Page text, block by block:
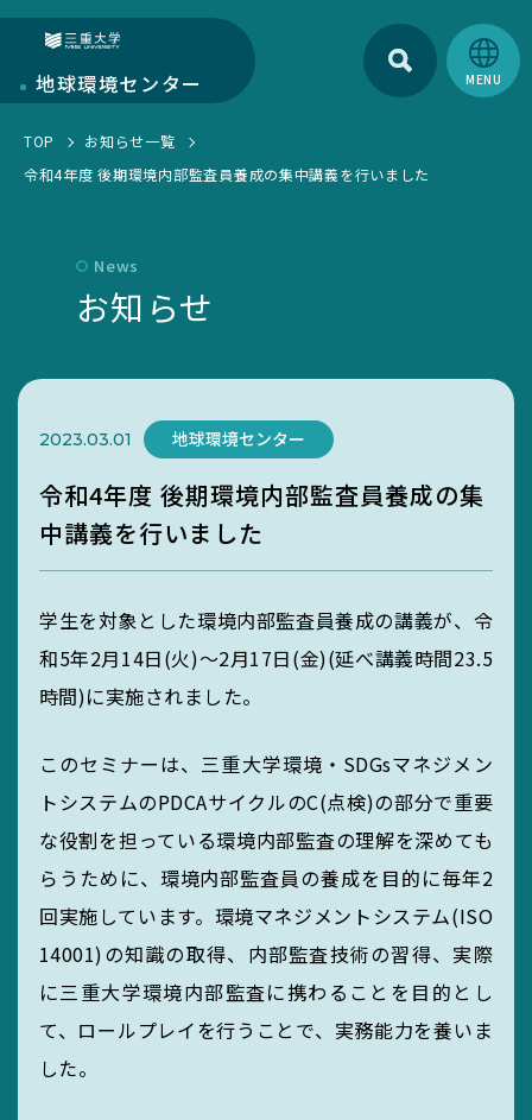
地球環境センター
検索
地球環境センターについて
環境・SDGs報告書
お知らせ一覧
環境・SDGsマネジメントシステム
研究部門
教育・人材育成部門
キャンパス部門
学生活動
EGC学生委員会
町屋海岸清掃
SciLets
MIEUポイント
化学薬品管理・
実験廃液等
EGC学生委員会
町屋海岸清掃
TOP
お知らせ一覧
令和4年度 後期環境内部監査員養成の集中講義を行いました
News
お知らせ
2023.03.01 地球環境センター
令和4年度 後期環境内部監査員養成の集
中講義を行いました
学生を対象とした環境内部監査員養成の講義が、令
和5年2月14日(火)～2月17日(金)(延べ講義時間23.5
時間)に実施されました。
このセミナーは、三重大学環境・SDGsマネジメン
トシステムのPDCAサイクルのC(点検)の部分で重要
な役割を担っている環境内部監査の理解を深めても
らうために、環境内部監査員の養成を目的に毎年2
回実施しています。環境マネジメントシステム(ISO
14001)の知識の取得、内部監査技術の習得、実際
に三重大学環境内部監査に携わることを目的とし
て、ロールプレイを行うことで、実務能力を養いま
した。